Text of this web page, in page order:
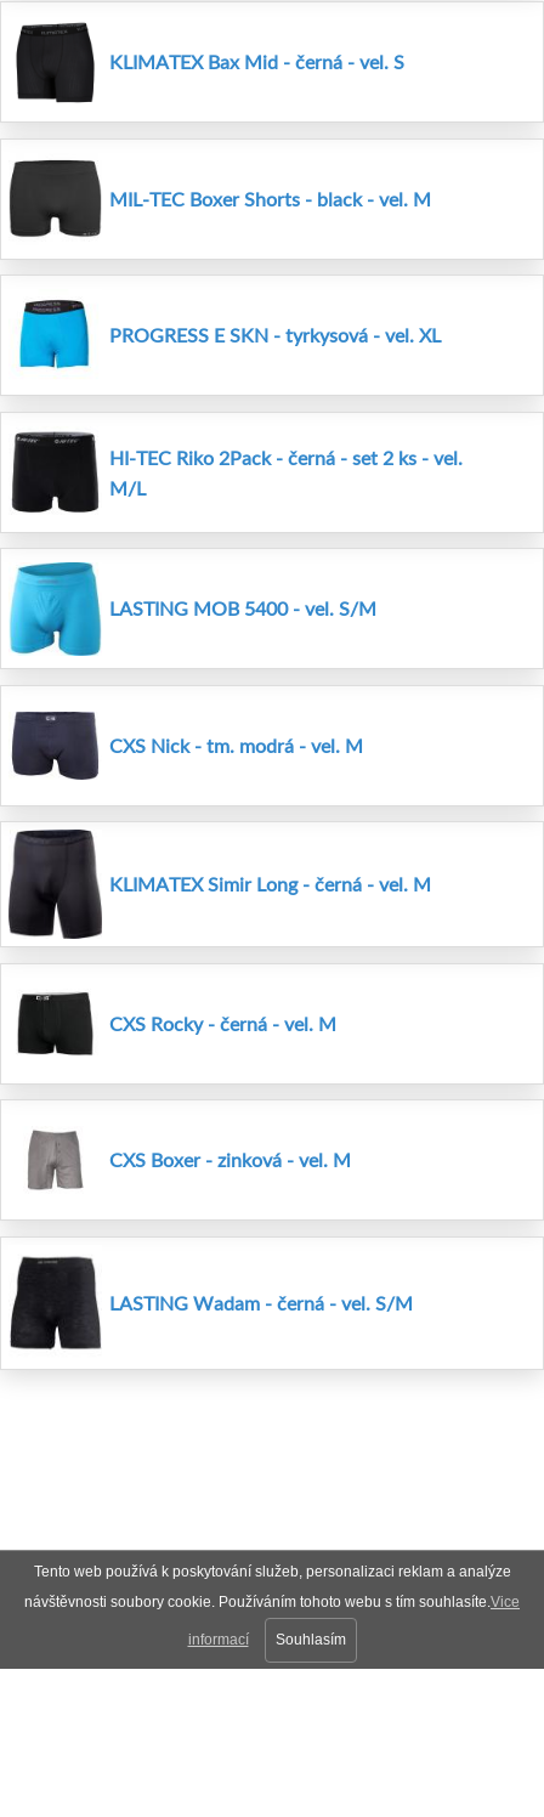
Tento web používá k poskytování služeb, personalizaci reklam a analýze
návštěvnosti soubory cookie. Používáním tohoto webu s tím souhlasíte.Vice
informací Souhlasím
KLIMATEX Bax Mid - černá - vel. S
MIL-TEC Boxer Shorts - black - vel. M
PROGRESS E SKN - tyrkysová - vel. XL
HI-TEC Riko 2Pack - černá - set 2 ks - vel.
M/L
LASTING MOB 5400 - vel. S/M
CXS Nick - tm. modrá - vel. M
KLIMATEX Simir Long - černá - vel. M
CXS Rocky - černá - vel. M
CXS Boxer - zinková - vel. M
LASTING Wadam - černá - vel. S/M